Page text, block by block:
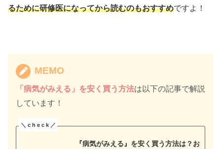
るために研修医になってから読むのもおすすめですよ！
MEMO
「病気がみえる」を安く買う方法は以下の記事で解説
しています！
『病気がみえる』を安く買う方法は？お